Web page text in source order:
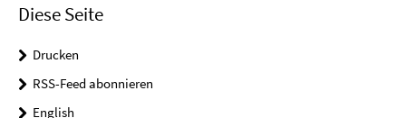
Diese Seite
Drucken
RSS-Feed abonnieren
English